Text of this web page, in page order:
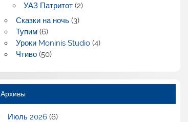
УАЗ Патритот(2)
Сказки на ночь(3)
Тупим(6)
Уроки Moninis Studio(4)
Чтиво(50)
Архивы
Июль 2026 (6)